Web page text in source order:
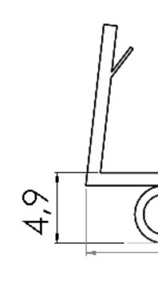
Suporturi traverse/garzi
Suruburi - Adezivi - Chimicale